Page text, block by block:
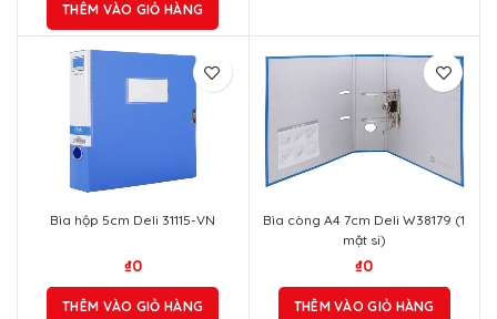
THÊM VÀO GIỎ HÀNG
Bìa hộp 5cm Deli 31115-VN
₫0
THÊM VÀO GIỎ HÀNG
Bìa còng A4 7cm Deli W38179 (1
mặt si)
₫0
THÊM VÀO GIỎ HÀNG